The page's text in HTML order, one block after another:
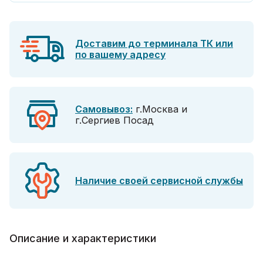
Доставим до терминала ТК или
по вашему адресу
Самовывоз: г.Москва и
г.Сергиев Посад
Наличие своей сервисной службы
Описание и характеристики